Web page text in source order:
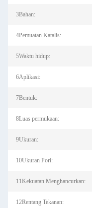
3Bahan:
4Pemuatan Katalis:
5Waktu hidup:
6Aplikasi:
7Bentuk:
8Luas permukaan:
9Ukuran:
10Ukuran Pori:
11Kekuatan Menghancurkan:
12Rentang Tekanan: